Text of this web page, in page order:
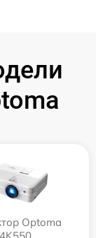
Optoma
4K550